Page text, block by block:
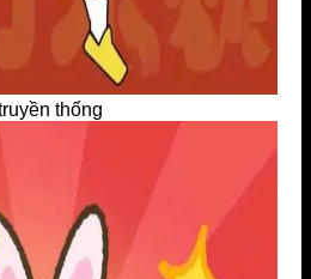
thống